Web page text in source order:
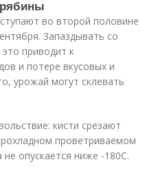
во второй половине
Запаздывать со
приводит к
и потере вкусовых и
урожай могут склевать
кисти срезают
проветриваемом
опускается ниже -180С.